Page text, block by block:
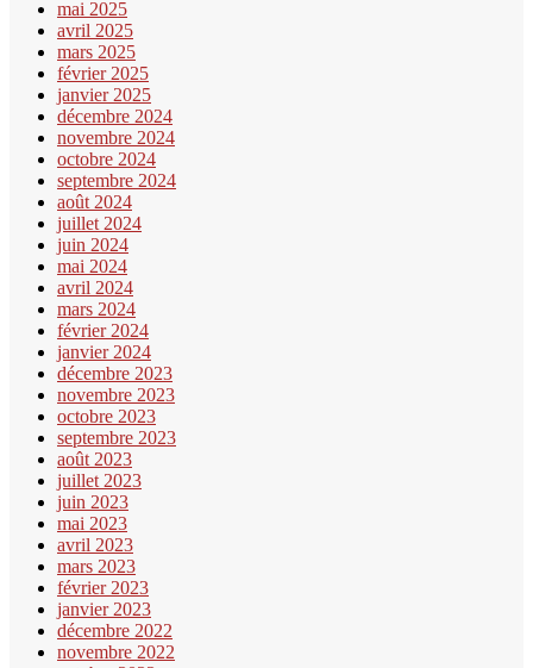
mai 2025
avril 2025
mars 2025
février 2025
janvier 2025
décembre 2024
novembre 2024
octobre 2024
septembre 2024
août 2024
juillet 2024
juin 2024
mai 2024
avril 2024
mars 2024
février 2024
janvier 2024
décembre 2023
novembre 2023
octobre 2023
septembre 2023
août 2023
juillet 2023
juin 2023
mai 2023
avril 2023
mars 2023
février 2023
janvier 2023
décembre 2022
novembre 2022